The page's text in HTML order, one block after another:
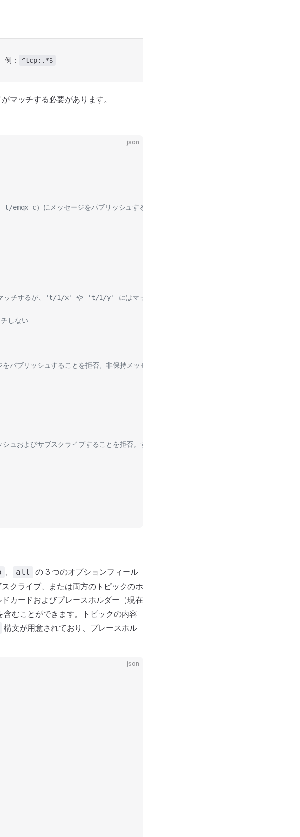
例： ^tcp:.*$
マッチする必要があります。
json
emqx_c）にメッセージをパブリッシュすることを許可
チするが、't/1/x' や 't/1/y' にはマッチしないことを意味
しない
ブリッシュすることを拒否。非保持メッセージは許可
およびサブスクライブすることを拒否。すべての QoS レベルおよび保持メッセージを含む
、 all
の 3 つのオプションフィール
クライブ、または両方のトピックのホ
カードおよびプレースホルダー（現在
含むことができます。トピックの内容
構文が用意されており、プレースホル
json